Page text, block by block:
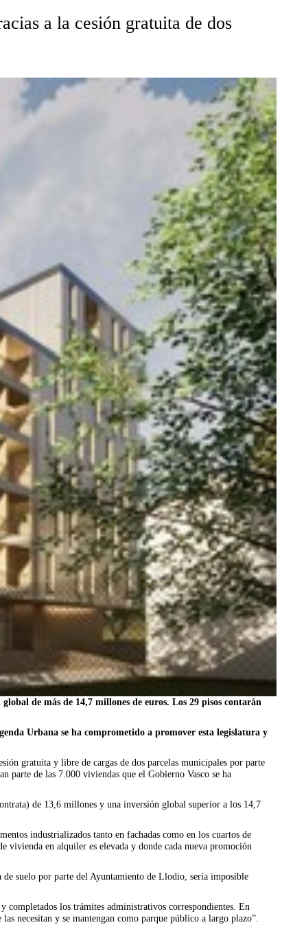
a la cesión gratuita de dos
de más de 14,7 millones de euros. Los 29 pisos contarán
Urbana se ha comprometido a promover esta legislatura y
gratuita y libre de cargas de dos parcelas municipales por parte
parte de las 7.000 viviendas que el Gobierno Vasco se ha
de 13,6 millones y una inversión global superior a los 14,7
industrializados tanto en fachadas como en los cuartos de
vivienda en alquiler es elevada y donde cada nueva promoción
suelo por parte del Ayuntamiento de Llodio, sería imposible
completados los trámites administrativos correspondientes. En
necesitan y se mantengan como parque público a largo plazo”.